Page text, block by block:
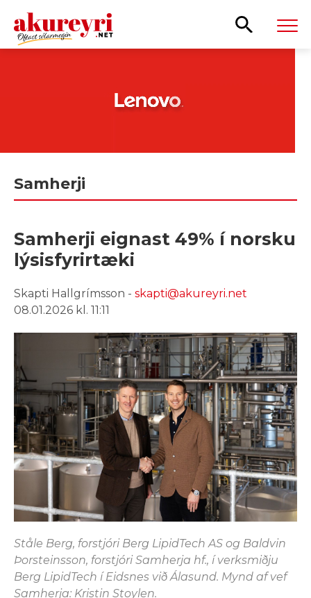
Samherji
Samherji eignast 49% í norsku
lýsisfyrirtæki
Skapti Hallgrímsson - skapti@akureyri.net
08.01.2026 kl. 11:11
Ståle Berg, forstjóri Berg LipidTech AS og Baldvin
Þorsteinsson, forstjóri Samherja hf., í verksmiðju
Berg LipidTech í Eidsnes við Álasund. Mynd af vef
Samherja: Kristin Stoylen.